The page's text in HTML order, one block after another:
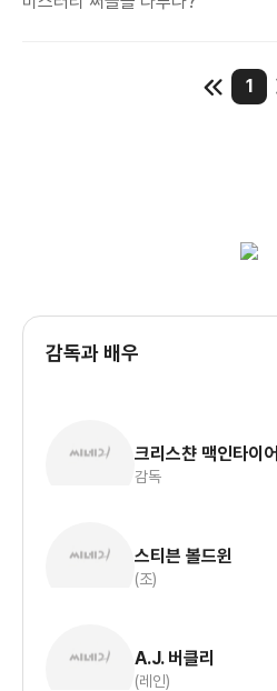
1
감독과 배우
크리스챤 맥인타이어
감독
스티븐 볼드윈
(조)
A.J. 버클리
(레인)